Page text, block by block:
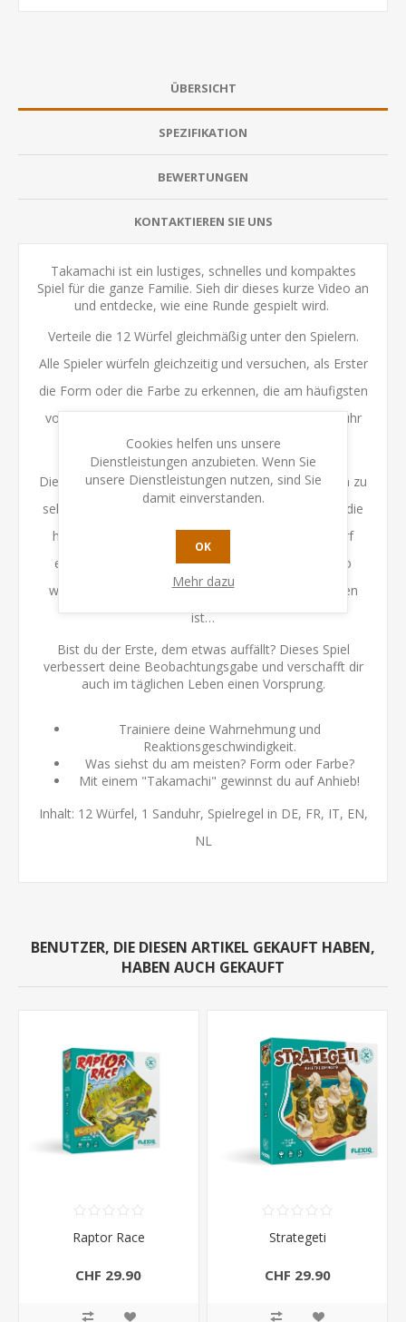
ÜBERSICHT
SPEZIFIKATION
BEWERTUNGEN
KONTAKTIEREN SIE UNS
Takamachi ist ein lustiges, schnelles und kompaktes
Spiel für die ganze Familie. Sieh dir dieses kurze Video an
und entdecke, wie eine Runde gespielt wird.
Verteile die 12 Würfel gleichmäßig unter den Spielern.
Alle Spieler würfeln gleichzeitig und versuchen, als Erster
die Form oder die Farbe zu erkennen, die am häufigsten
vorkommt. Rufe deine Antwort und drehe die Sanduhr
um!
Die anderen Spieler haben nun 10 Sekunden Zeit, um zu
sehen, ob sie eine Form oder Farbe finden können, die
häufiger vorkommt. Der Gewinner einer Runde darf
einen seiner Würfel aus dem Spiel nehmen. Und so
weiter… bis ein Spieler alle seine Würfel losgeworden
ist…
Bist du der Erste, dem etwas auffällt? Dieses Spiel
verbessert deine Beobachtungsgabe und verschafft dir
auch im täglichen Leben einen Vorsprung.
Trainiere deine Wahrnehmung und
Reaktionsgeschwindigkeit.
Was siehst du am meisten? Form oder Farbe?
Mit einem "Takamachi" gewinnst du auf Anhieb!
Inhalt: 12 Würfel, 1 Sanduhr, Spielregel in DE, FR, IT, EN,
NL
BENUTZER, DIE DIESEN ARTIKEL GEKAUFT HABEN,
HABEN AUCH GEKAUFT
Raptor Race
CHF 29.90
Strategeti
CHF 29.90
Cookies helfen uns unsere
Dienstleistungen anzubieten. Wenn Sie
unsere Dienstleistungen nutzen, sind Sie
damit einverstanden.
OK
Mehr dazu